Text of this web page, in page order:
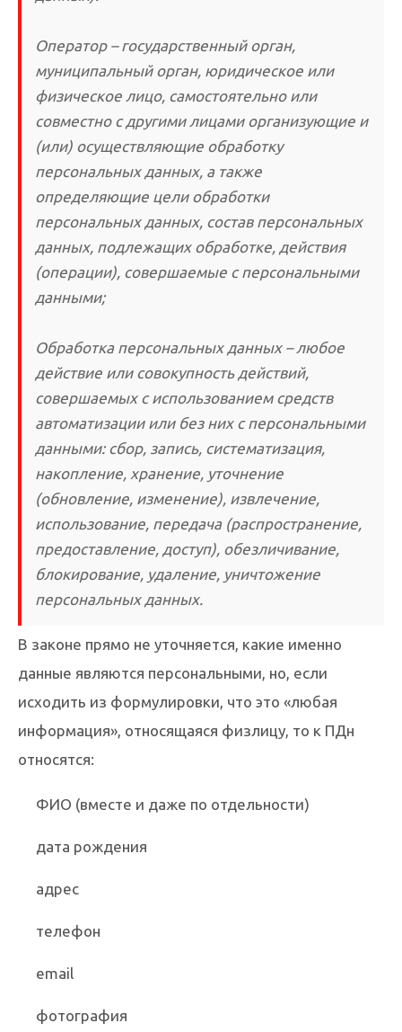
Оператор – государственный орган,
муниципальный орган, юридическое или
физическое лицо, самостоятельно или
совместно с другими лицами организующие и
(или) осуществляющие обработку
персональных данных, а также
определяющие цели обработки
персональных данных, состав персональных
данных, подлежащих обработке, действия
(операции), совершаемые с персональными
данными;
Обработка персональных данных – любое
действие или совокупность действий,
совершаемых с использованием средств
автоматизации или без них с персональными
данными: сбор, запись, систематизация,
накопление, хранение, уточнение
(обновление, изменение), извлечение,
использование, передача (распространение,
предоставление, доступ), обезличивание,
блокирование, удаление, уничтожение
персональных данных.
В законе прямо не уточняется, какие именно
данные являются персональными, но, если
исходить из формулировки, что это «любая
информация», относящаяся физлицу, то к ПДн
относятся:
ФИО (вместе и даже по отдельности)
дата рождения
адрес
телефон
email
фотография